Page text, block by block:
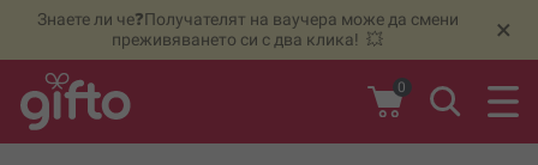
Знаете ли че❓Получателят на ваучера може да смени
преживяването си с два клика! 💥
×
0